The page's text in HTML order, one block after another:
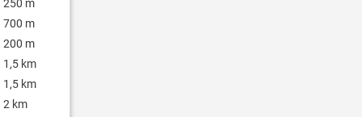
250 m
700 m
200 m
1,5 km
1,5 km
2 km